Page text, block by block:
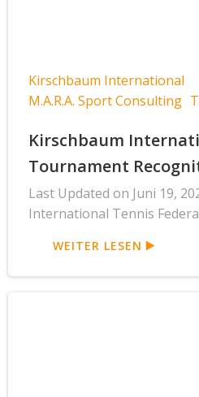
Kirschbaum International
M.A.R.A. Sport Consulting
Kirschbaum
Tournament
Last Updated on Juni 19,
International Tennis
WEITER LESEN